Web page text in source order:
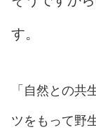
す。
「自然との共
ツをもって野